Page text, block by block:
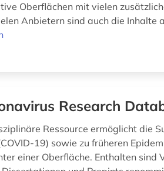
Oberflächen mit vielen
Anbietern sind auch die Inhalte
Research
Ressource ermöglicht die
19) sowie zu früheren
einer Oberfläche. Enthalten sind